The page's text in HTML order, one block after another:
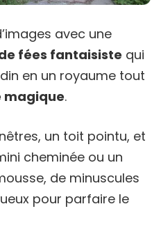
avec une
fées fantaisiste qui
en un royaume tout
magique.
un toit pointu, et
cheminée ou un
de minuscules
pour parfaire le